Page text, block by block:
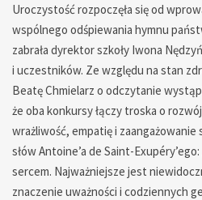
Uroczystość rozpoczęła się od
wspólnego odśpiewania hymnu
zabrała dyrektor szkoły Iwona
i uczestników. Ze względu na stan
Beatę Chmielarz o odczytanie
że oba konkursy łączy troska o
wrażliwość, empatię i zaangażowanie
słów Antoine’a de Saint-
sercem. Najważniejsze jest
znaczenie uważności i codziennych